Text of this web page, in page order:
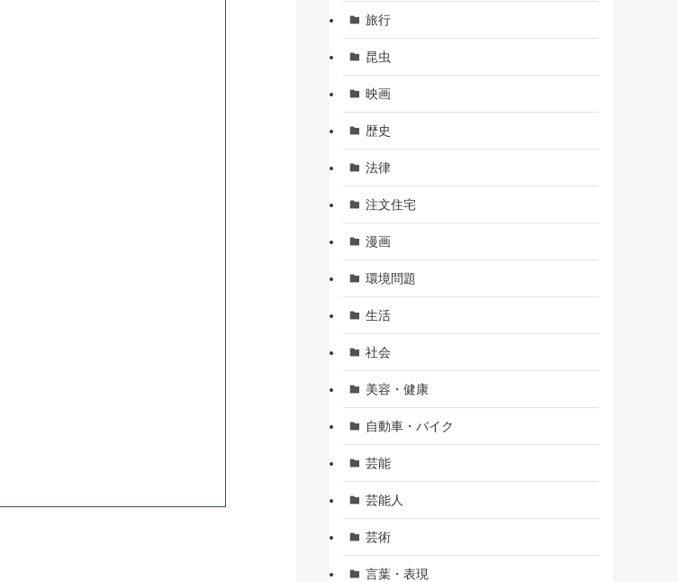
旅行
昆虫
映画
歴史
法律
注文住宅
漫画
環境問題
生活
社会
美容・健康
自動車・バイク
芸能
芸能人
芸術
言葉・表現